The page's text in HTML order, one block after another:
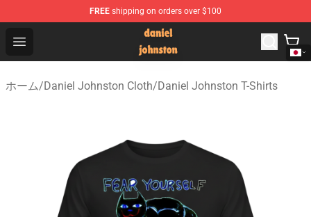
FREE shipping on orders over $100
Open menu
Daniel Johnston Store - Official Daniel Johnston
ホーム/Daniel Johnston Cloth/Daniel Johnston T-Shirts